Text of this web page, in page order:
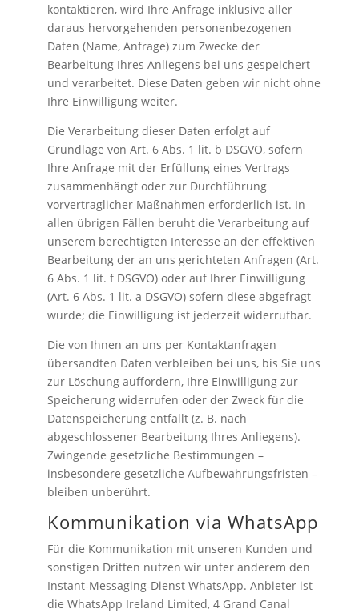
kontaktieren, wird Ihre Anfrage inklusive aller
daraus hervorgehenden personenbezogenen
Daten (Name, Anfrage) zum Zwecke der
Bearbeitung Ihres Anliegens bei uns gespeichert
und verarbeitet. Diese Daten geben wir nicht ohne
Ihre Einwilligung weiter.
Die Verarbeitung dieser Daten erfolgt auf
Grundlage von Art. 6 Abs. 1 lit. b DSGVO, sofern
Ihre Anfrage mit der Erfüllung eines Vertrags
zusammenhängt oder zur Durchführung
vorvertraglicher Maßnahmen erforderlich ist. In
allen übrigen Fällen beruht die Verarbeitung auf
unserem berechtigten Interesse an der effektiven
Bearbeitung der an uns gerichteten Anfragen (Art.
6 Abs. 1 lit. f DSGVO) oder auf Ihrer Einwilligung
(Art. 6 Abs. 1 lit. a DSGVO) sofern diese abgefragt
wurde; die Einwilligung ist jederzeit widerrufbar.
Die von Ihnen an uns per Kontaktanfragen
übersandten Daten verbleiben bei uns, bis Sie uns
zur Löschung auffordern, Ihre Einwilligung zur
Speicherung widerrufen oder der Zweck für die
Datenspeicherung entfällt (z. B. nach
abgeschlossener Bearbeitung Ihres Anliegens).
Zwingende gesetzliche Bestimmungen –
insbesondere gesetzliche Aufbewahrungsfristen –
bleiben unberührt.
Kommunikation via WhatsApp
Für die Kommunikation mit unseren Kunden und
sonstigen Dritten nutzen wir unter anderem den
Instant-Messaging-Dienst WhatsApp. Anbieter ist
die WhatsApp Ireland Limited, 4 Grand Canal